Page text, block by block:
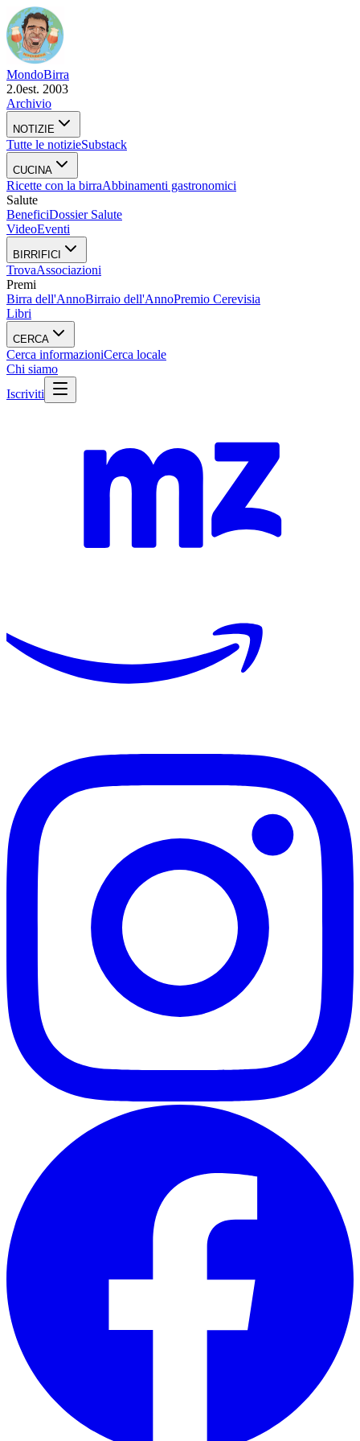
MondoBirra
2.0est. 2003
Archivio
NOTIZIE
Tutte le notizieSubstack
CUCINA
Ricette con la birraAbbinamenti gastronomici
Salute
BeneficiDossier Salute
VideoEventi
BIRRIFICI
TrovaAssociazioni
Premi
Birra dell'AnnoBirraio dell'AnnoPremio Cerevisia
Libri
CERCA
Cerca informazioniCerca locale
Chi siamo
Iscriviti